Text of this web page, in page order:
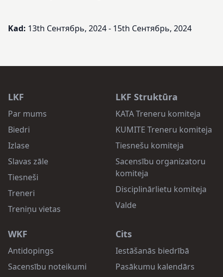
Kad: 13th Сентябрь, 2024 - 15th Сентябрь, 2024
LKF
Par mums
Biedri
Izlase
Slavas zāle
Tiesneši
Treneri
Treniņu vietas
LKF Struktūra
KATA Treneru komiteja
KUMITE Treneru komiteja
Tiesnešu komiteja
Sacensību organizatoru
komiteja
Disciplinārlietu komiteja
Valde
WKF
Antidopings
Sacensību noteikumi
Cits
Iestāšanās biedrībā
Pasākumu kalendārs